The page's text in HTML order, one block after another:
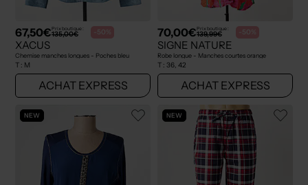
67,50€Prix boutique :
135,00€ -50%
XACUS
Chemise manches longues - Poches bleu
T : M
ACHAT EXPRESS
70,00€Prix boutique :
139,99€ -50%
SIGNE NATURE
Robe longue - Manches courtes orange
T : 36, 42
ACHAT EXPRESS
NEW NEW